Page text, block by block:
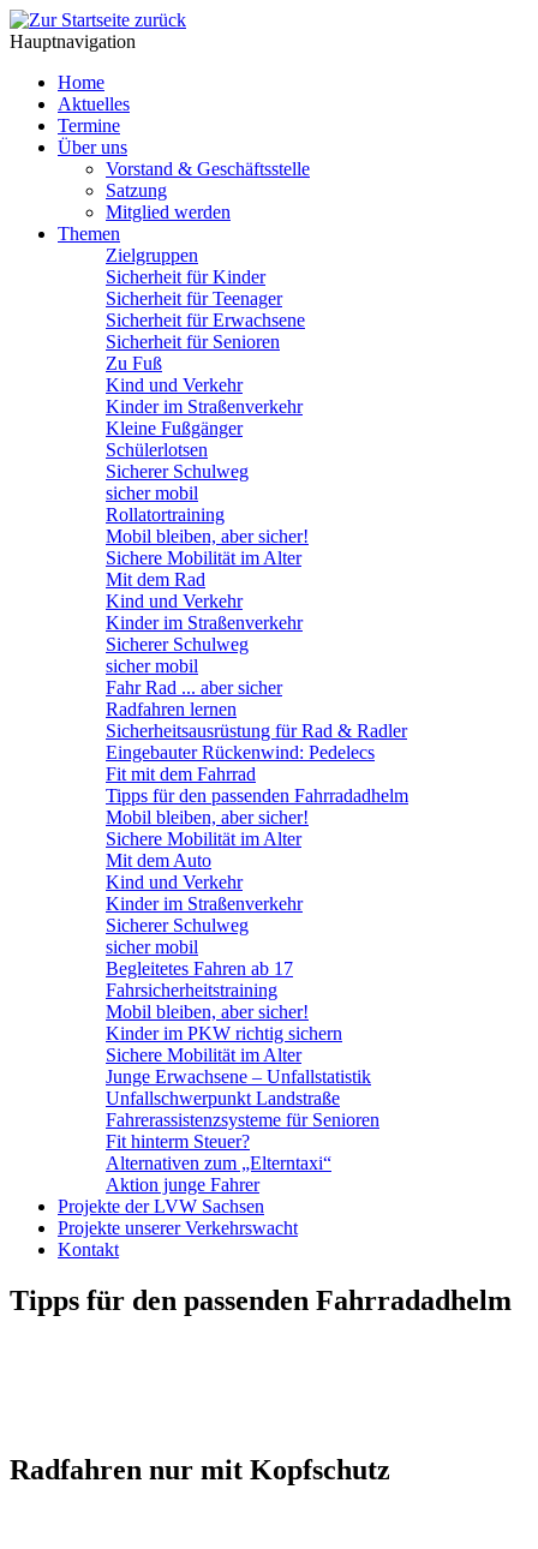
Hauptnavigation
Home
Aktuelles
Termine
Über uns
Vorstand & Geschäftsstelle
Satzung
Mitglied werden
Themen
Zielgruppen
Sicherheit für Kinder
Sicherheit für Teenager
Sicherheit für Erwachsene
Sicherheit für Senioren
Zu Fuß
Kind und Verkehr
Kinder im Straßenverkehr
Kleine Fußgänger
Schülerlotsen
Sicherer Schulweg
sicher mobil
Rollatortraining
Mobil bleiben, aber sicher!
Sichere Mobilität im Alter
Mit dem Rad
Kind und Verkehr
Kinder im Straßenverkehr
Sicherer Schulweg
sicher mobil
Fahr Rad ... aber sicher
Radfahren lernen
Sicherheitsausrüstung für Rad & Radler
Eingebauter Rückenwind: Pedelecs
Fit mit dem Fahrrad
Tipps für den passenden Fahrradadhelm
Mobil bleiben, aber sicher!
Sichere Mobilität im Alter
Mit dem Auto
Kind und Verkehr
Kinder im Straßenverkehr
Sicherer Schulweg
sicher mobil
Begleitetes Fahren ab 17
Fahrsicherheitstraining
Mobil bleiben, aber sicher!
Kinder im PKW richtig sichern
Sichere Mobilität im Alter
Junge Erwachsene – Unfallstatistik
Unfallschwerpunkt Landstraße
Fahrerassistenzsysteme für Senioren
Fit hinterm Steuer?
Alternativen zum „Elterntaxi“
Aktion junge Fahrer
Projekte der LVW Sachsen
Projekte unserer Verkehrswacht
Kontakt
Tipps für den passenden Fahrradadhelm
Radfahren nur mit Kopfschutz